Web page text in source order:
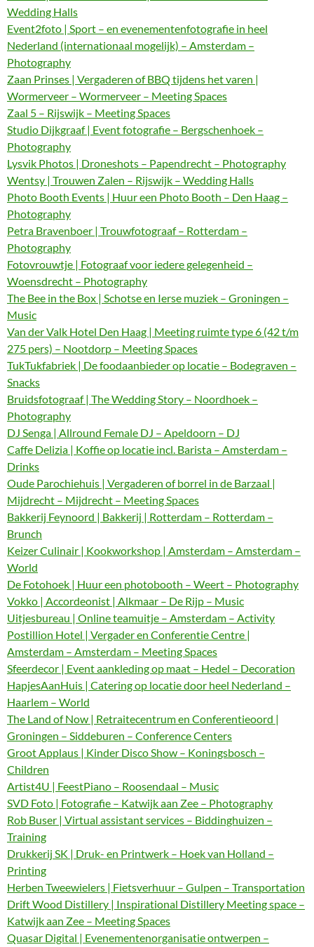
Wedding Halls
Event2foto | Sport – en evenementenfotografie in heel
Nederland (internationaal mogelijk) – Amsterdam –
Photography
Zaan Prinses | Vergaderen of BBQ tijdens het varen |
Wormerveer – Wormerveer – Meeting Spaces
Zaal 5 – Rijswijk – Meeting Spaces
Studio Dijkgraaf | Event fotografie – Bergschenhoek –
Photography
Lysvik Photos | Droneshots – Papendrecht – Photography
Wentsy | Trouwen Zalen – Rijswijk – Wedding Halls
Photo Booth Events | Huur een Photo Booth – Den Haag –
Photography
Petra Bravenboer | Trouwfotograaf – Rotterdam –
Photography
Fotovrouwtje | Fotograaf voor iedere gelegenheid –
Woensdrecht – Photography
The Bee in the Box | Schotse en Ierse muziek – Groningen –
Music
Van der Valk Hotel Den Haag | Meeting ruimte type 6 (42 t/m
275 pers) – Nootdorp – Meeting Spaces
TukTukfabriek | De foodaanbieder op locatie – Bodegraven –
Snacks
Bruidsfotograaf | The Wedding Story – Noordhoek –
Photography
DJ Senga | Allround Female DJ – Apeldoorn – DJ
Caffe Delizia | Koffie op locatie incl. Barista – Amsterdam –
Drinks
Oude Parochiehuis | Vergaderen of borrel in de Barzaal |
Mijdrecht – Mijdrecht – Meeting Spaces
Bakkerij Feynoord | Bakkerij | Rotterdam – Rotterdam –
Brunch
Keizer Culinair | Kookworkshop | Amsterdam – Amsterdam –
World
De Fotohoek | Huur een photobooth – Weert – Photography
Vokko | Accordeonist | Alkmaar – De Rijp – Music
Uitjesbureau | Online teamuitje – Amsterdam – Activity
Postillion Hotel | Vergader en Conferentie Centre |
Amsterdam – Amsterdam – Meeting Spaces
Sfeerdecor | Event aankleding op maat – Hedel – Decoration
HapjesAanHuis | Catering op locatie door heel Nederland –
Haarlem – World
The Land of Now | Retraitecentrum en Conferentieoord |
Groningen – Siddeburen – Conference Centers
Groot Applaus | Kinder Disco Show – Koningsbosch –
Children
Artist4U | FeestPiano – Roosendaal – Music
SVD Foto | Fotografie – Katwijk aan Zee – Photography
Rob Buser | Virtual assistant services – Biddinghuizen –
Training
Drukkerij SK | Druk- en Printwerk – Hoek van Holland –
Printing
Herben Tweewielers | Fietsverhuur – Gulpen – Transportation
Drift Wood Distillery | Inspirational Distillery Meeting space –
Katwijk aan Zee – Meeting Spaces
Quasar Digital | Evenementenorganisatie ontwerpen –